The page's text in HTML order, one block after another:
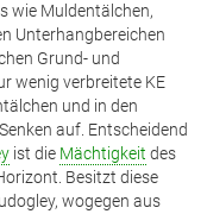
extern)
wie Muldentälchen,
Unterhangbereichen
Grund- und
wenig verbreitete KE
und in den
auf. Entscheidend
ist die Mächtigkeit des
Besitzt diese
wogegen aus